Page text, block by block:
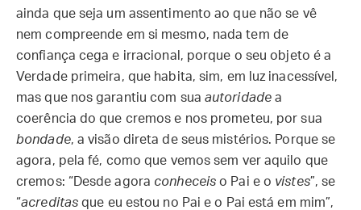
ainda que seja um assentimento ao que não se vê
nem compreende em si mesmo, nada tem de
confiança cega e irracional, porque o seu objeto é a
Verdade primeira, que habita, sim, em luz inacessível,
mas que nos garantiu com sua autoridadea
coerência do que cremos e nos prometeu, por sua
bondade, a visão direta de seus mistérios. Porque se
agora, pela fé, como que vemos sem ver aquilo que
cremos: “Desde agora conheceis o Pai e o vistes”, se
“acreditas que eu estou no Pai e o Pai está em mim”,